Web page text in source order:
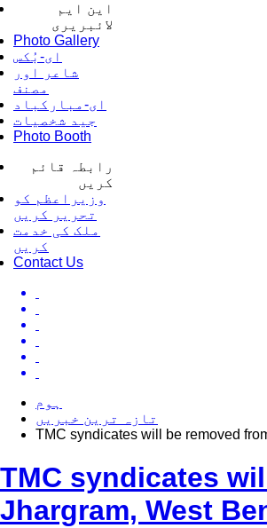
این ایم
لائبریری
Photo Gallery
ای-بُکس
شاعر اور
مصنف
ای-مبارکباد
جید شخصیات
Photo Booth
رابطہ قائم
کریں
وزیراعظم کو
تحریر کریں
ملک کی خدمت
کریں
Contact Us
ہوم
تازہ ترین خبریں
TMC syndicates will be removed
TMC syndicates
Jhargram, West